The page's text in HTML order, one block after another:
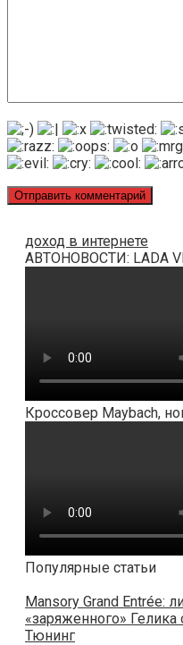
доход в интернете
АВТОНОВОСТИ: LADA
Кроссовер Maybach,
Популярные статьи
Mansory Grand Entrée:
«заряженного»
Тюнинг